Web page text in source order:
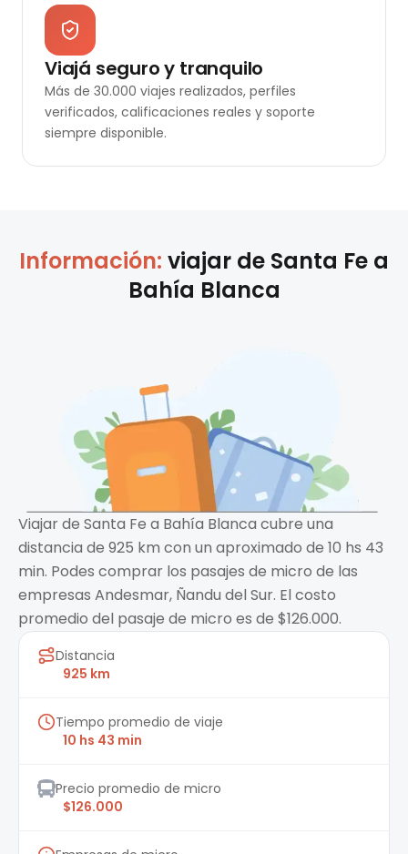
Viajá seguro y tranquilo
Más de 30.000 viajes realizados, perfiles
verificados, calificaciones reales y soporte
siempre disponible.
Información: viajar de Santa Fe a
Bahía Blanca
Viajar de Santa Fe a Bahía Blanca cubre una
distancia de 925 km con un aproximado de 10 hs 43
min. Podes comprar los pasajes de micro de las
empresas Andesmar, Ñandu del Sur. El costo
promedio del pasaje de micro es de $126.000.
Distancia
925 km
Tiempo promedio de viaje
10 hs 43 min
Precio promedio de micro
$126.000